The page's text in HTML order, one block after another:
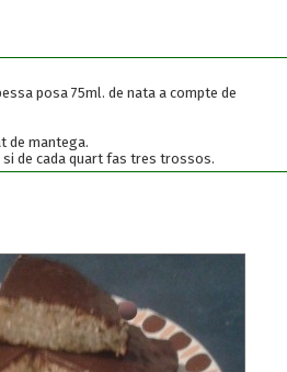
posa 75ml. de nata a compte de
de mantega.
si de cada quart fas tres trossos.